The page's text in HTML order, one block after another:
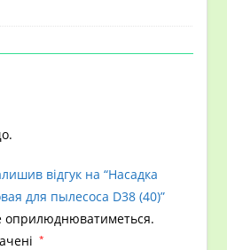
відгук на “Насадка
для пылесоса D38 (40)”
оприлюднюватиметься.
*